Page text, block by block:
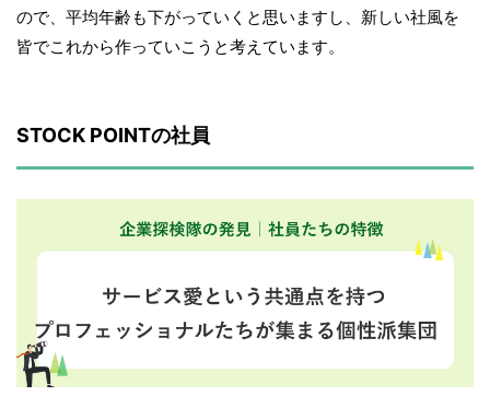
ので、平均年齢も下がっていくと思いますし、新しい社風を
皆でこれから作っていこうと考えています。
STOCK POINTの社員